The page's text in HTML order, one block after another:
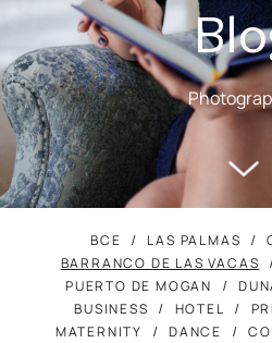
ВСЕ LAS PALMAS
BARRANCO DE LAS VACAS
PUERTO DE MOGAN
BUSINESS
HOTEL
MATERNITY
DANCE